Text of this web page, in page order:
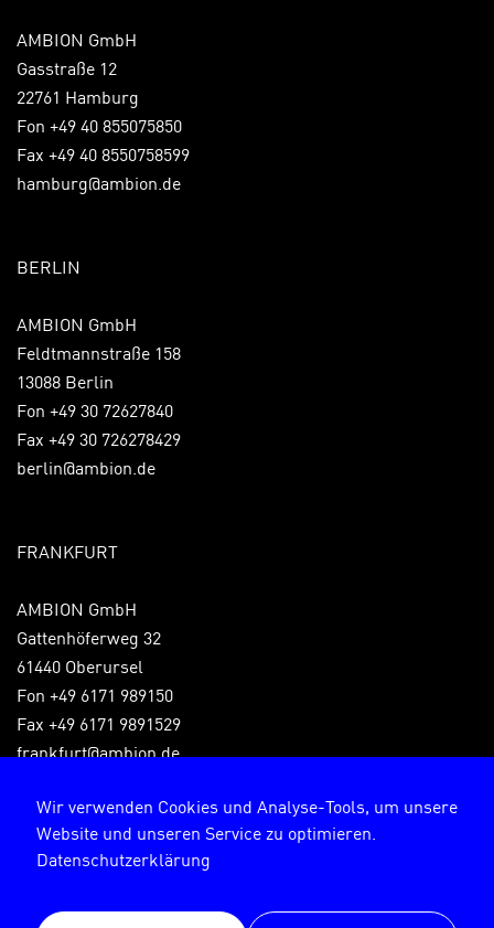
Wir verwenden Cookies und Analyse-Tools, um unsere
Website und unseren Service zu optimieren.
Datenschutzerklärung
AMBION GmbH
Gasstraße 12
22761 Hamburg
Fon +49 40 855075850
Fax +49 40 8550758599
hamburg@ambion.de
BERLIN
AMBION GmbH
Feldtmannstraße 158
13088 Berlin
Fon +49 30 72627840
Fax +49 30 726278429
berlin@ambion.de
FRANKFURT
AMBION GmbH
Gattenhöferweg 32
61440 Oberursel
Fon +49 6171 989150
Fax +49 6171 9891529
frankfurt@ambion.de
Impressum